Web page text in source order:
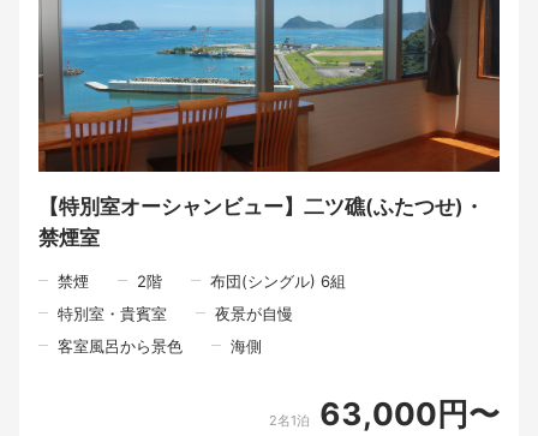
一皿の料理は、旅の記憶になる。
私たちは、旅の記憶に残るのは、ただ「何を食べたか」だけでは
ないと思っています。
「誰と、どんな場所で食事の時間を過ごしたか」。
その時間こそが、あとになって心に残るのではないでしょうか。
北浦には、海の幸があります。
里で育てられた旬の食材があります。
けれど、その恵みの向こうには、たくさんの人の手があります。
夜中から海に出る漁師さん。
畑で野菜を育てる人。
食材を運んでくれる人。
たくさんの人の手を通って、ようやく一皿の料理がお客様の前に
【特別室オーシャンビュー】二ツ礁(ふたつせ)・
禁煙室
禁煙 2階
布団(シングル) 6組
特別室・貴賓室
夜景が自慢
客室風呂から景色
海側
2名1泊 63,000円〜